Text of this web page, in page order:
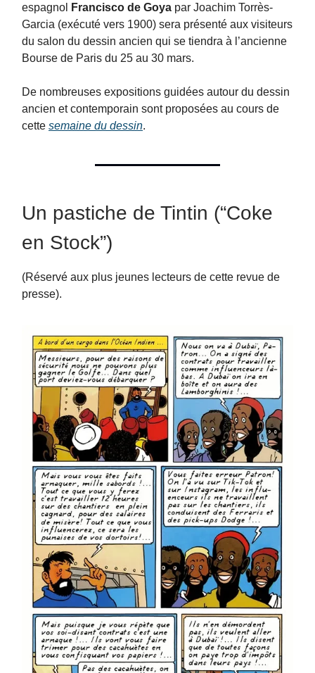
espagnol
Francisco de Goya par Joachim Torrès-
Garcia (exécuté vers 1900) sera présenté aux visiteurs
du salon du dessin ancien qui se tiendra à l’ancienne
Bourse de Paris du 25 au 30 mars.
De nombreuses expositions guidées autour du dessin
ancien et contemporain sont proposées au cours de
cette semaine du dessin.
Un pastiche de Tintin (“Coke
en Stock”)
(Réservé aux plus jeunes lecteurs de cette revue de
presse).